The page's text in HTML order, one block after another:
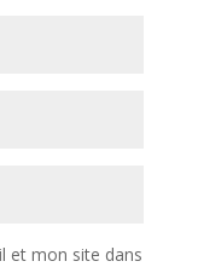
et mon site dans